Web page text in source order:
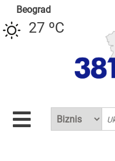
Beograd
27 ºC